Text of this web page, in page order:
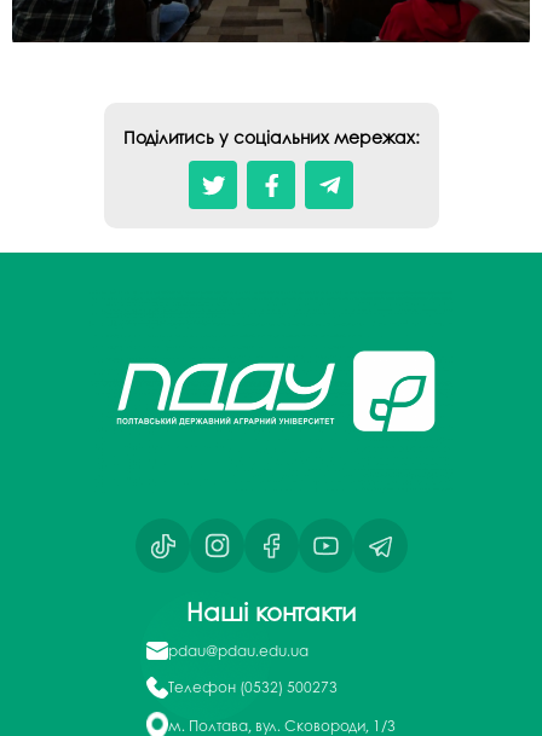
Поділитись у соціальних мережах:
Наші контакти
pdau@pdau.edu.ua
Телефон (0532) 500273
м. Полтава, вул. Сковороди, 1/3